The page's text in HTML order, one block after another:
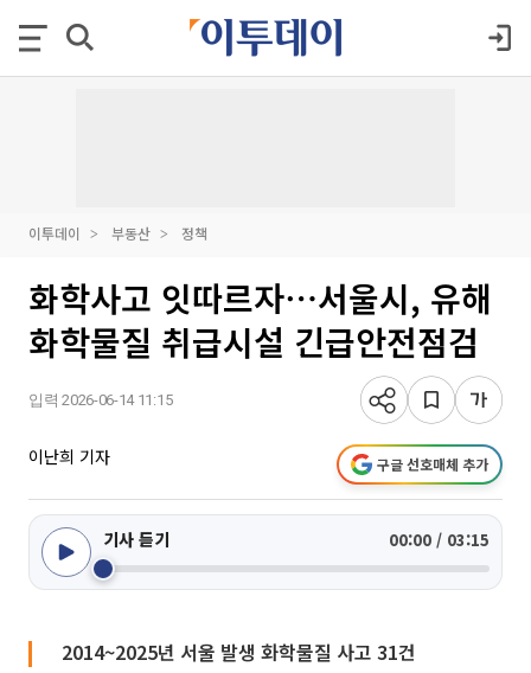
이투데이 부동산 정책
화학사고 잇따르자⋯서울시, 유해
화학물질 취급시설 긴급안전점검
입력 2026-06-14 11:15
이난희 기자 구글 선호매체 추가
기사 듣기 00:00 / 03:15
2014~2025년 서울 발생 화학물질 사고 31건